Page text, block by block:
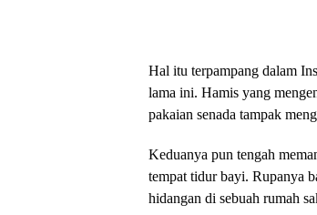
Hal itu terpampang dalam
lama ini. Hamis yang
pakaian senada tampak
Keduanya pun tengah
tempat tidur bayi. Rupanya
hidangan di sebuah rumah